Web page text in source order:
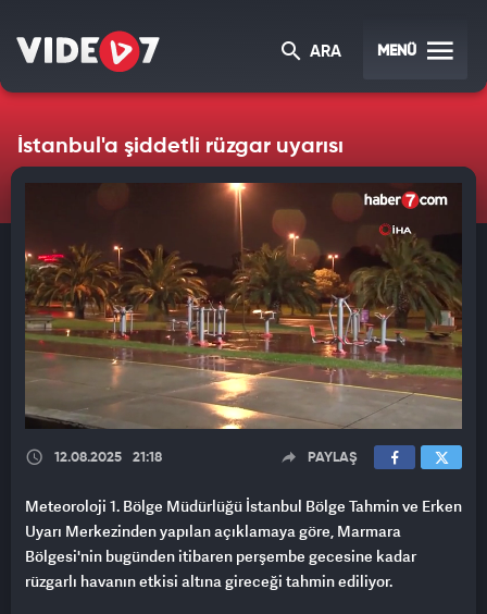
ARA MENÜ
İstanbul'a şiddetli rüzgar uyarısı
12.08.2025 21:18 PAYLAŞ
Meteoroloji 1. Bölge Müdürlüğü İstanbul Bölge Tahmin ve Erken
Uyarı Merkezinden yapılan açıklamaya göre, Marmara
Bölgesi'nin bugünden itibaren perşembe gecesine kadar
rüzgarlı havanın etkisi altına gireceği tahmin ediliyor.